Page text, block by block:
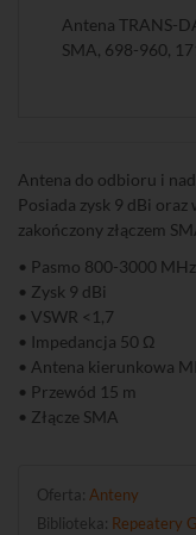
Antena TRANS-
SMA, 698-960,
Antena do odbioru i
Posiada zysk 9 dBi
zakończony złączem
• Pasmo 800-3000 MHz
• Zysk 9 dBi
• VSWR <1,7
• Impedancja 50 Ω
• Antena kierunkowa
• Przewód 15 m
• Złącze SMA
Oferta: Anteny
Biblioteka: Repeatery